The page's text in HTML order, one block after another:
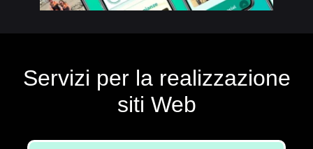
Servizi per la realizzazione
siti Web